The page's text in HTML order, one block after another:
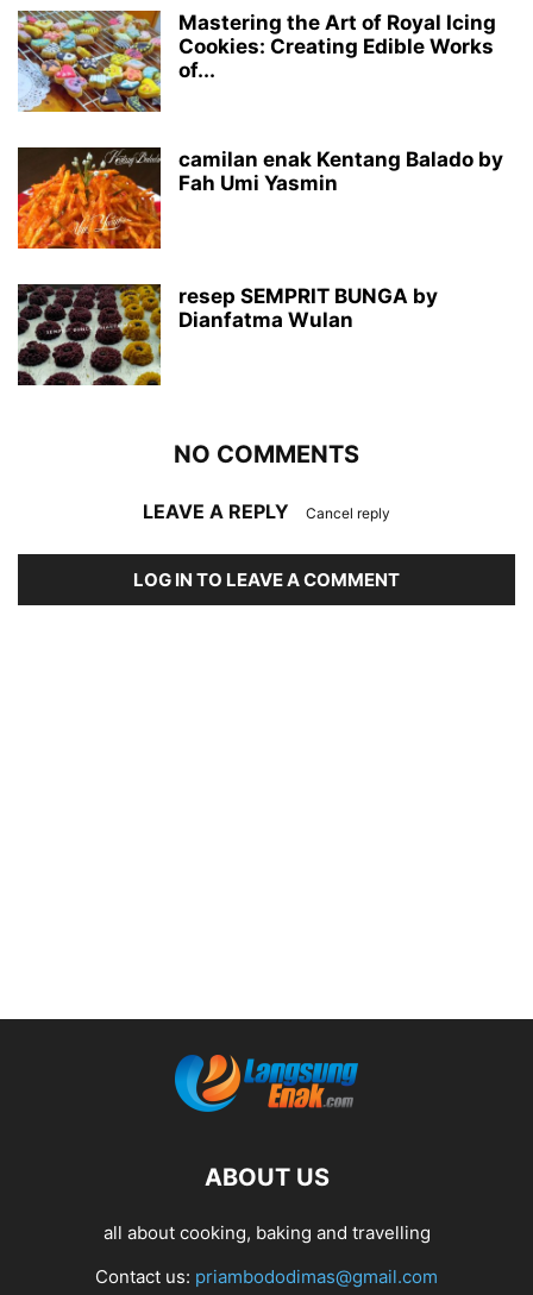
Mastering the Art of Royal Icing
Cookies: Creating Edible Works
of...
camilan enak Kentang Balado by
Fah Umi Yasmin
resep SEMPRIT BUNGA by
Dianfatma Wulan
NO COMMENTS
LEAVE A REPLY Cancel reply
LOG IN TO LEAVE A COMMENT
ABOUT US
all about cooking, baking and travelling
Contact us: priambododimas@gmail.com